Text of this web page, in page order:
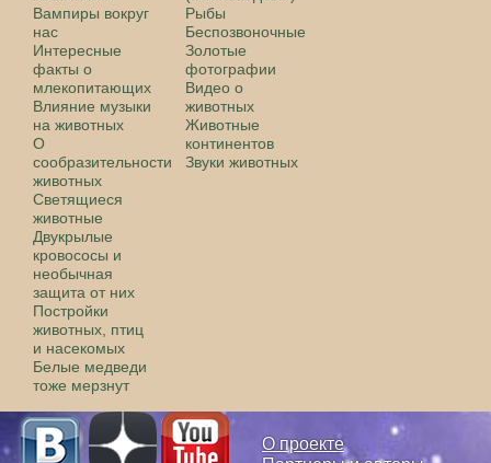
Вампиры вокруг
нас
Интересные
факты о
млекопитающих
Влияние музыки
на животных
О
сообразительности
животных
Светящиеся
животные
Двукрылые
кровососы и
необычная
защита от них
Постройки
животных, птиц
и насекомых
Белые медведи
тоже мерзнут
Рыбы
Беспозвоночные
Золотые
фотографии
Видео о
животных
Животные
континентов
Звуки животных
О проекте